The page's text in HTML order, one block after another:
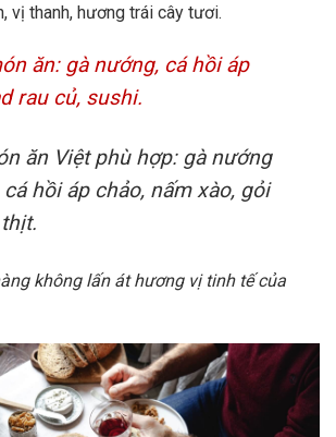
vị thanh, hương trái cây tươi.
ăn: gà nướng, cá hồi áp
rau củ, sushi.
ăn Việt phù hợp: gà nướng
hồi áp chảo, nấm xào, gỏi
không lấn át hương vị tinh tế của